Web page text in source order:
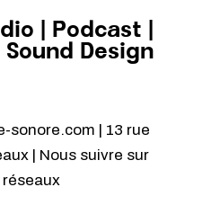
Podcast
Sound Design
sonore.com | 13 rue
| Nous suivre sur
réseaux